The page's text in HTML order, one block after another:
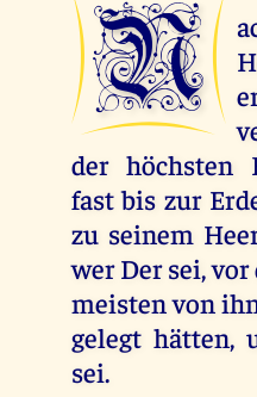
N
der höchsten
fast bis zur
zu seinem
wer Der sei,
meisten von
gelegt hätten,
sei.